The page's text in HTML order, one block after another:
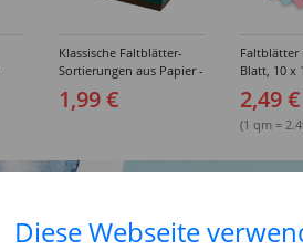
Klassische Faltblätter-
Sortierungen aus Papier -
1,99 €
Faltblätter
Blatt, 10 x
2,49 €
(1 qm =
Diese Webseite